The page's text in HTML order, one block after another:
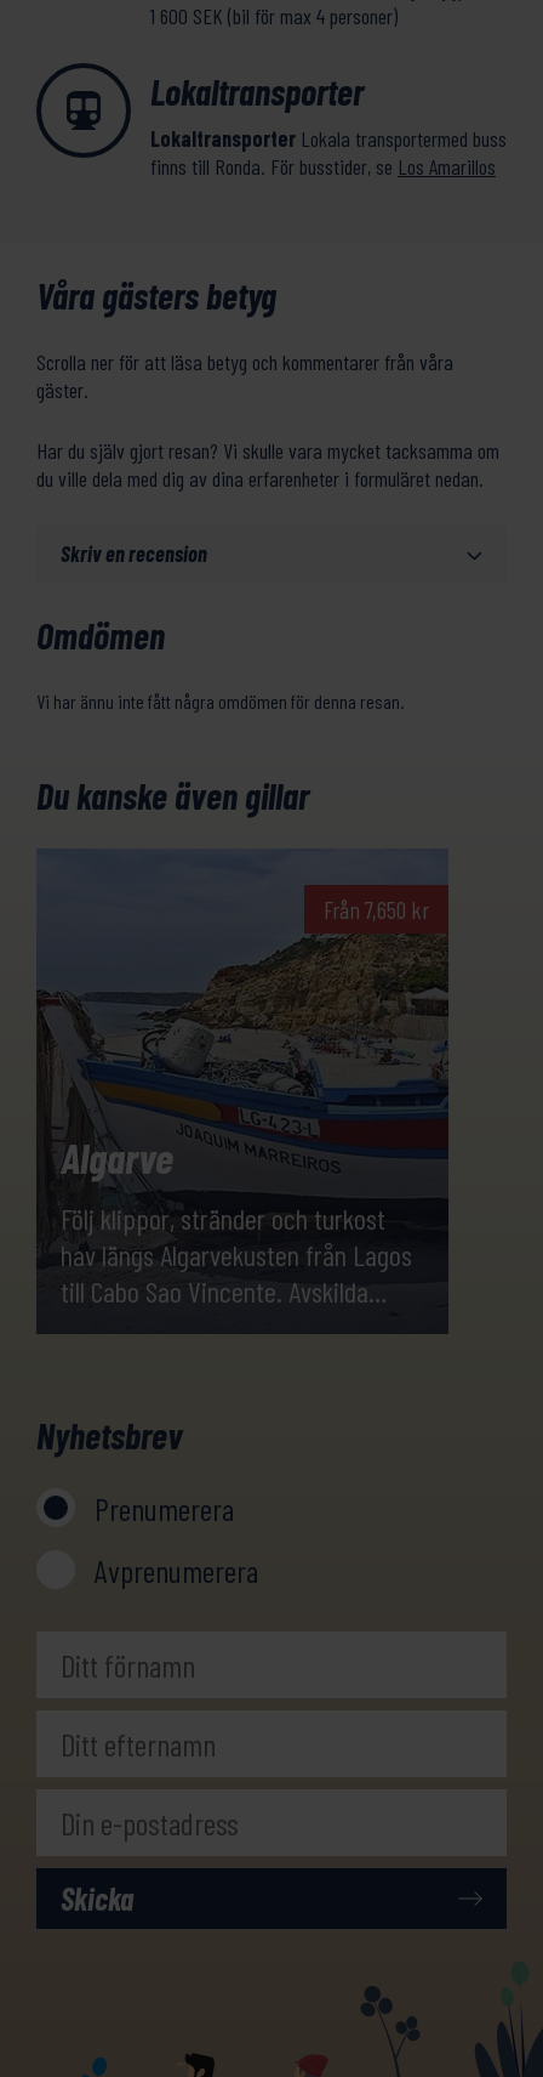
1 600 SEK (bil för max 4 personer)
Lokaltransporter
Lokaltransporter Lokala transportermed buss
finns till Ronda. För busstider, se Los Amarillos
Våra gästers betyg
Scrolla ner för att läsa betyg och kommentarer från våra
gäster.
Har du själv gjort resan? Vi skulle vara mycket tacksamma om
du ville dela med dig av dina erfarenheter i formuläret nedan.
Skriv en recension
Omdömen
Vi har ännu inte fått några omdömen för denna resan.
Du kanske även gillar
Från 7,650 kr
Algarve
Följ klippor, stränder och turkost
hav längs Algarvekusten från Lagos
till Cabo Sao Vincente. Avskilda
sandstränder, vitkalkade fiskebyar
dig under veckan.
Nyhetsbrev
Prenumerera
Avprenumerera